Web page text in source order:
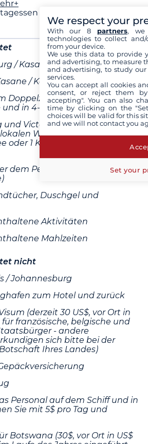
/ Kasane
/ Kariba / Victoria Falls
Doppelzimmer in Lodges der
in 4- und 5*NL-Hotels
und Victoria Falls inkl. Getränke:
lokalen Wein oder 1 Soda oder 1
oder 1 Kaffee pro Person und
dem Personal auf dem Schiff
Duschgel und
Aktivitäten
Mahlzeiten
nicht
/ Johannesburg
zum Hotel und zurück
(derzeit 30 US$, vor Ort in
für französische, belgische und
- andere
sich bitte bei der
Ihres Landes)
Personal auf dem Schiff und in
Sie mit 5$ pro Tag und
Botswana (30$, vor Ort in US$
We respect your
With our 8 partners, we
technologies to collect
from your device.
We use this data to provide
and advertising, to measure
and advertising, to study
services.
You can accept all cookies
consent, or reject them
accepting". You can also
time by clicking on the
choices will be valid for this
and we will not contact you
Set your